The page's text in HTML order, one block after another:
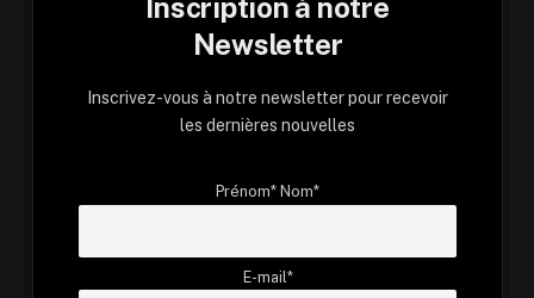
Inscription à notre
Newsletter
Inscrivez-vous à notre newsletter pour recevoir
les dernières nouvelles
Prénom* Nom*
E-mail*